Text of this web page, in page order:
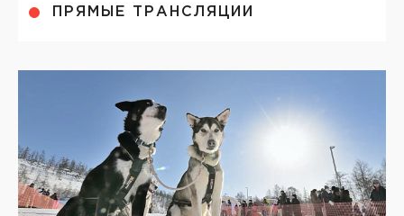
ПРЯМЫЕ ТРАНСЛЯЦИИ